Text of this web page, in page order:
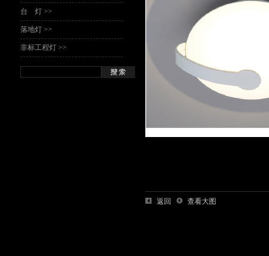
台 灯 >>
落地灯 >>
非标工程灯 >>
返回 查看大图